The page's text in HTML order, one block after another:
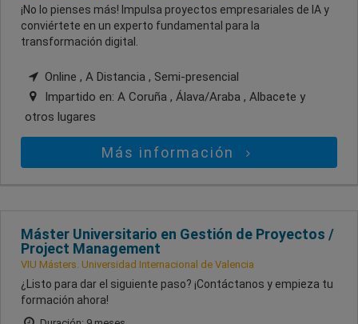
¡No lo pienses más! Impulsa proyectos empresariales de IA y
conviértete en un experto fundamental para la
transformación digital.
Online , A Distancia , Semi-presencial
Impartido en: A Coruña , Álava/Araba , Albacete y
otros lugares
Más información
Máster Universitario en Gestión de Proyectos /
Project Management
VIU Másters. Universidad Internacional de Valencia
¿Listo para dar el siguiente paso? ¡Contáctanos y empieza tu
formación ahora!